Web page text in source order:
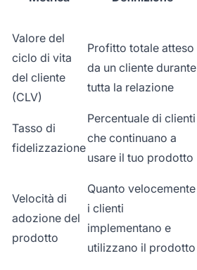
Valore del
ciclo di vita
del cliente
(CLV)
Profitto totale atteso
da un cliente durante
tutta la relazione
Tasso di
fidelizzazione
Percentuale di clienti
che continuano a
usare il tuo prodotto
Velocità di
adozione del
prodotto
Quanto velocemente
i clienti
implementano e
utilizzano il prodotto